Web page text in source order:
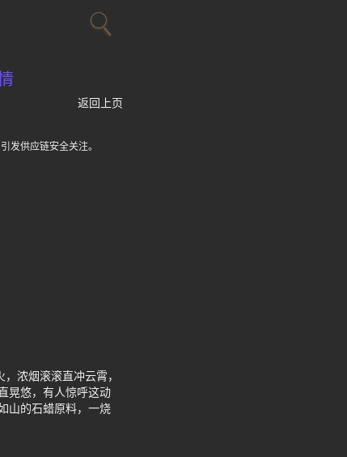
返回上页
发供应链安全关注。
浓烟滚滚直冲云霄，
晃悠，有人惊呼这动
山的石蜡原料，一烧